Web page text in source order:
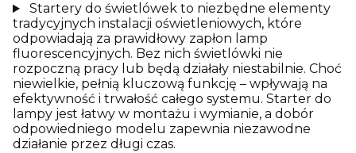
Startery do świetlówek to niezbędne elementy
tradycyjnych instalacji oświetleniowych, które
odpowiadają za prawidłowy zapłon lamp
fluorescencyjnych. Bez nich świetlówki nie
rozpoczną pracy lub będą działały niestabilnie. Choć
niewielkie, pełnią kluczową funkcję – wpływają na
efektywność i trwałość całego systemu. Starter do
lampy jest łatwy w montażu i wymianie, a dobór
odpowiedniego modelu zapewnia niezawodne
działanie przez długi czas.